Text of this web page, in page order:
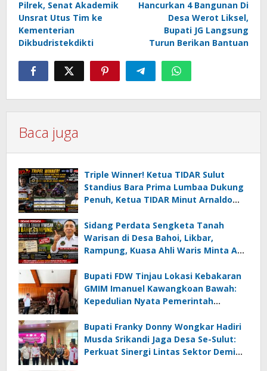
Pilrek, Senat Akademik
Unsrat Utus Tim ke
Kementerian
Dikbudristekdikti
Hancurkan 4 Bangunan Di
Desa Werot Liksel,
Bupati JG Langsung
Turun Berikan Bantuan
Baca juga
Triple Winner! Ketua TIDAR Sulut
Standius Bara Prima Lumbaa Dukung
Penuh, Ketua TIDAR Minut Arnaldo
05 MC JOE Sapu Bersih Tiga Gelar
Juara Umum
Sidang Perdata Sengketa Tanah
Warisan di Desa Bahoi, Likbar,
Rampung, Kuasa Ahli Waris Minta APH
Korupsi Dandes
Bupati FDW Tinjau Lokasi Kebakaran
GMIM Imanuel Kawangkoan Bawah:
Kepedulian Nyata Pemerintah
Terdampak
Bupati Franky Donny Wongkar Hadiri
Musda Srikandi Jaga Desa Se-Sulut:
Perkuat Sinergi Lintas Sektor Demi